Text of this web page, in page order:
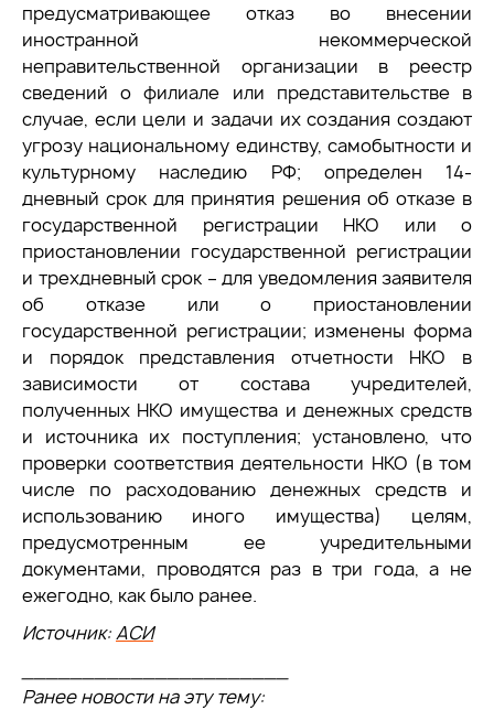
предусматривающее отказ во внесении
иностранной некоммерческой
неправительственной организации в реестр
сведений о филиале или представительстве в
случае, если цели и задачи их создания создают
угрозу национальному единству, самобытности и
культурному наследию РФ; определен 14-
дневный срок для принятия решения об отказе в
государственной регистрации НКО или о
приостановлении государственной регистрации
и трехдневный срок – для уведомления заявителя
об отказе или о приостановлении
государственной регистрации; изменены форма
и порядок представления отчетности НКО в
зависимости от состава учредителей,
полученных НКО имущества и денежных средств
и источника их поступления; установлено, что
проверки соответствия деятельности НКО (в том
числе по расходованию денежных средств и
использованию иного имущества) целям,
предусмотренным ее учредительными
документами, проводятся раз в три года, а не
ежегодно, как было ранее.
Источник:АСИ
Ранее новости на эту тему: